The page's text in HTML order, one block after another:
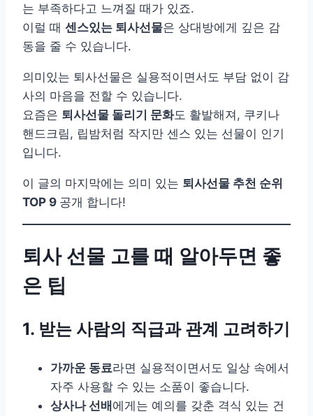
는 부족하다고 느껴질 때가 있죠.
이럴 때 센스있는 퇴사선물은 상대방에게 깊은 감
동을 줄 수 있습니다.
의미있는 퇴사선물은 실용적이면서도 부담 없이 감
사의 마음을 전할 수 있습니다.
요즘은 퇴사선물 돌리기 문화도 활발해져, 쿠키나
핸드크림, 립밤처럼 작지만 센스 있는 선물이 인기
입니다.
이 글의 마지막에는 의미 있는 퇴사선물 추천 순위
TOP 9 공개 합니다!
퇴사 선물 고를 때 알아두면 좋
은 팁
1. 받는 사람의 직급과 관계 고려하기
가까운 동료라면 실용적이면서도 일상 속에서
자주 사용할 수 있는 소품이 좋습니다.
상사나 선배에게는 예의를 갖춘 격식 있는 건